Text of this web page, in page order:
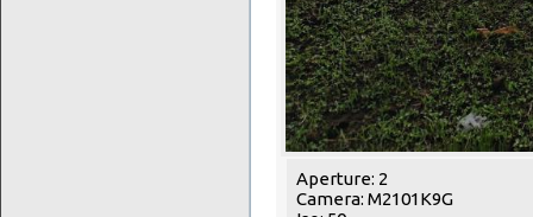
Aperture: 2
Camera: M2101K9G